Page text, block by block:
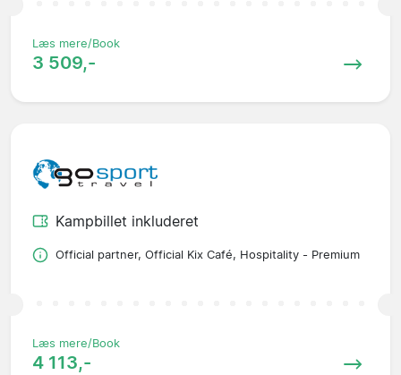
Læs mere/Book
3 509,-
Kampbillet inkluderet
Official partner, Official Kix Café, Hospitality - Premium
Læs mere/Book
4 113,-